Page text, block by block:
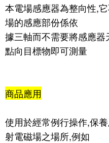
本電場感應器為整向性,
場的感應部份係依
據三軸而不需要將感應
點向目標物即可測量
商品應用
使用於經常例行操作,保
射電磁場之場所,例如